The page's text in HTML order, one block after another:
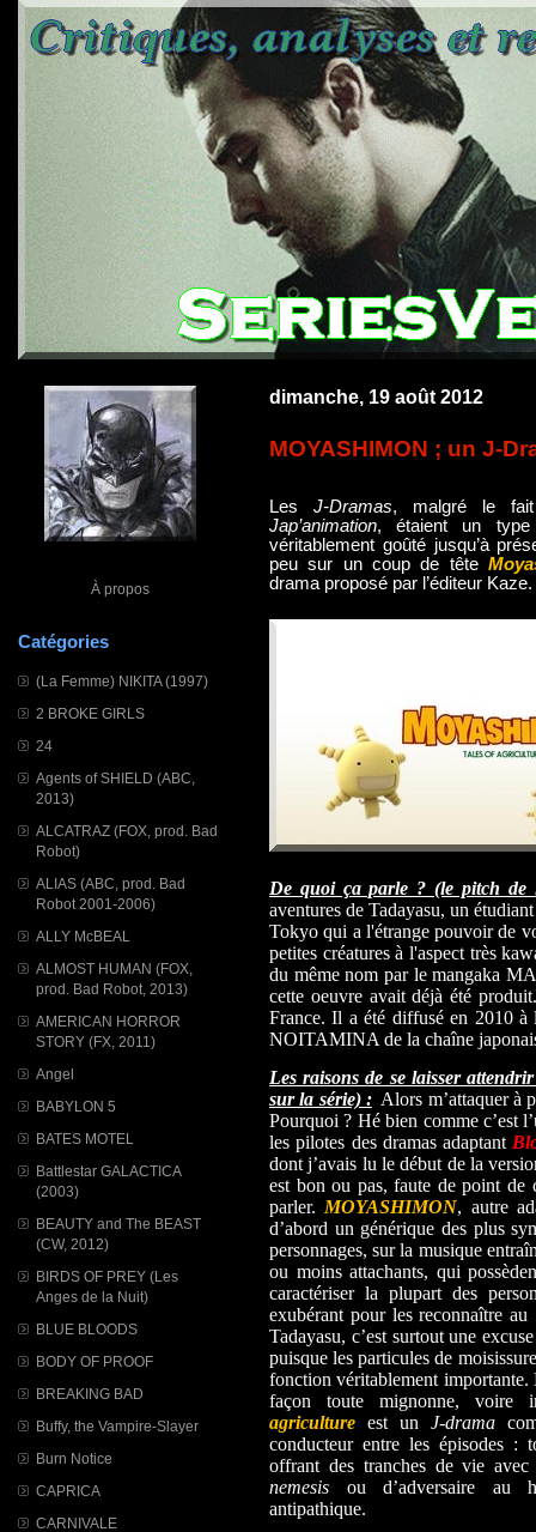
À propos
Catégories
(La Femme) NIKITA (1997)
2 BROKE GIRLS
24
Agents of SHIELD (ABC,
2013)
ALCATRAZ (FOX, prod. Bad
Robot)
ALIAS (ABC, prod. Bad
Robot 2001-2006)
ALLY McBEAL
ALMOST HUMAN (FOX,
prod. Bad Robot, 2013)
AMERICAN HORROR
STORY (FX, 2011)
Angel
BABYLON 5
BATES MOTEL
Battlestar GALACTICA
(2003)
BEAUTY and The BEAST
(CW, 2012)
BIRDS OF PREY (Les
Anges de la Nuit)
BLUE BLOODS
BODY OF PROOF
BREAKING BAD
Buffy, the Vampire-Slayer
Burn Notice
CAPRICA
CARNIVALE
dimanche, 19 août 2012
MOYASHIMON ; un J-
Les J-Dramas, malgré le fait
Jap’animation, étaient un type
véritablement goûté jusqu’à
peu sur un coup de tête
drama proposé par l’éditeur Kaze.
De quoi ça parle ? (le pitch de
aventures de Tadayasu, un
Tokyo qui a l'étrange pouvoir de
petites créatures à l'aspect très
du même nom par le mangaka
cette oeuvre avait déjà été
France. Il a été diffusé en 2010 à
NOITAMINA de la chaîne
Les raisons de se laisser
sur la série) :Alors m’attaquer à
Pourquoi ? Hé bien comme c’est
les pilotes des dramas adaptant
dont j’avais lu le début de la
est bon ou pas, faute de point de
parler.MOYASHIMON, autre
d’abord un générique des plus
personnages, sur la musique
ou moins attachants, qui
caractériser la plupart des
exubérant pour les reconnaître
Tadayasu, c’est surtout une
puisque les particules de
fonction véritablement
façon toute mignonne, voire
agriculture est un J-drama
conducteur entre les épisodes :
offrant des tranches de vie
nemesis ou d’adversaire au
antipathique.